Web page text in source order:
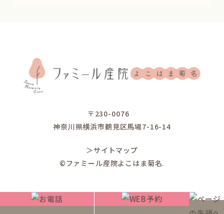
〒230-0076
神奈川県横浜市鶴見区馬場7-16-14
＞サイトマップ
©ファミール産院よこはま菊名.